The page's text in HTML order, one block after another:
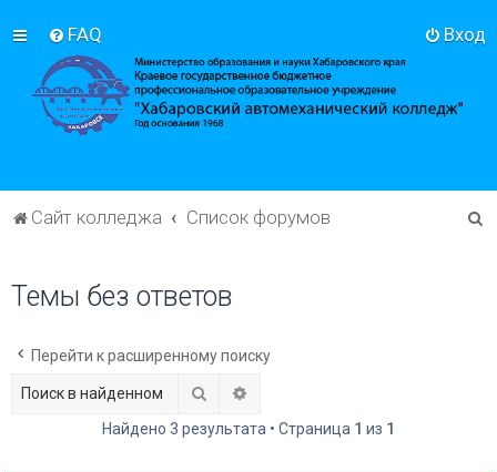
FAQ Вход
Сайт колледжа Список форумов
Темы без ответов
Перейти к расширенному поиску
Поиск
Найдено 3 результата • Страница 1 из 1